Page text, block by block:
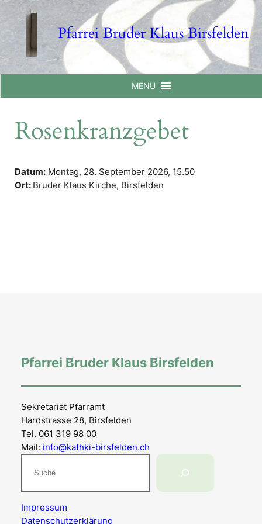
Skip
to
content
Pfarrei Bruder Klaus Birsfelden
MENU
Rosenkranzgebet
Datum: Montag, 28. September 2026, 15.50
Ort: Bruder Klaus Kirche, Birsfelden
Pfarrei Bruder Klaus Birsfelden
Sekretariat Pfarramt
Hardstrasse 28, Birsfelden
Tel. 061 319 98 00
Mail: info@kathki-birsfelden.ch
Impressum
Datenschutzerklärung